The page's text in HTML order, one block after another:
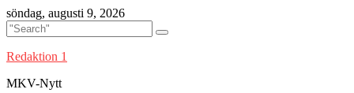
Skip
to
content
söndag, augusti 9, 2026
Redaktion 1
MKV-Nytt